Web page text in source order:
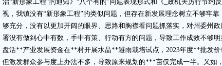
治“新形象工程”的通知》“八个有的”问题表现形式和《_政机关厉行节约
视，我镇没有“新形象工程”的类似问题，但存在新发展理念树立不够牢
够充分，没有以更加开阔的眼界、思路和胸襟看问题抓落实，对州委州
署没有做到心中有数，手中有策、行动有方的问题，导致工作成效不够
盘活**产业发展资金在**村开展水晶**避雨栽培试点，2023年度**批发价
但激发群众参与度上办法不多，导致原来规划的***亩仅完成一半。又如